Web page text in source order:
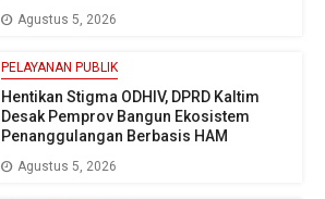
Agustus 5, 2026
PELAYANAN PUBLIK
Hentikan Stigma ODHIV, DPRD Kaltim
Desak Pemprov Bangun Ekosistem
Penanggulangan Berbasis HAM
Agustus 5, 2026